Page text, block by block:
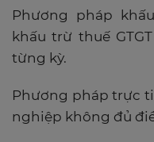
Phương pháp
khấu trừ thuế
từng kỳ.
Phương pháp trực
nghiệp không đủ